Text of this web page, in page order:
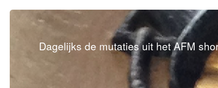
Dagelijks de mutaties uit het AFM